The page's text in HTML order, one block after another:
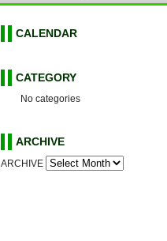
CALENDAR
CATEGORY
No categories
ARCHIVE
ARCHIVE